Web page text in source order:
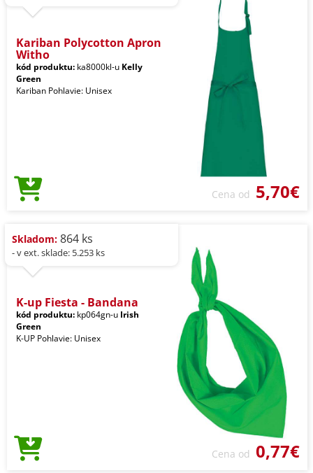
Kariban Polycotton Apron
Witho
kód produktu: ka8000kl-u Kelly
Green
Kariban Pohlavie: Unisex
Cena od 5,70€
Skladom: 864 ks
- v ext. sklade: 5.253 ks
K-up Fiesta - Bandana
kód produktu: kp064gn-u Irish
Green
K-UP Pohlavie: Unisex
Cena od 0,77€